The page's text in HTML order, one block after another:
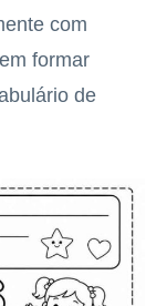
com
formar
de